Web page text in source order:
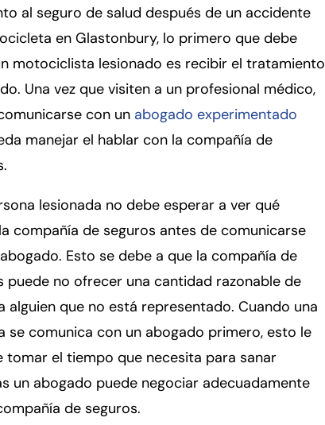
al seguro de salud después de un accidente
en Glastonbury, lo primero que debe
motociclista lesionado es recibir el tratamiento
Una vez que visiten a un profesional médico,
con un abogado experimentado
manejar el hablar con la compañía de
lesionada no debe esperar a ver qué
compañía de seguros antes de comunicarse
Esto se debe a que la compañía de
puede no ofrecer una cantidad razonable de
alguien que no está representado. Cuando una
se comunica con un abogado primero, esto le
tomar el tiempo que necesita para sanar
un abogado puede negociar adecuadamente
de seguros.